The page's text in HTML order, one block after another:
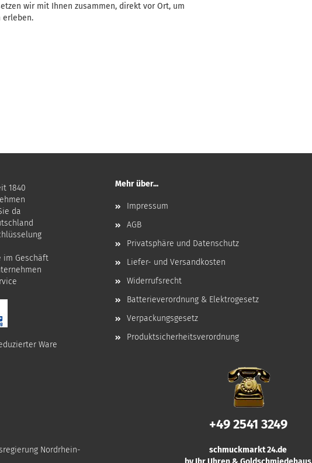
wir mit Ihnen zusammen, direkt vor Ort, um
erleben.
1840
da
im Geschäft
Ware
Mehr über...
Impressum
AGB
Privatsphäre und Datenschutz
Liefer- und Versandkosten
Widerrufsrecht
Batterieverordnung & Elektrogesetz
Verpackungsgesetz
Produktsicherheitsverordnung
Nordrhein-
+49 2541 3249
schmuckmarkt 24.de